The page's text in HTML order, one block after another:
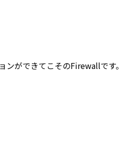
ができてこそのFirewallです。